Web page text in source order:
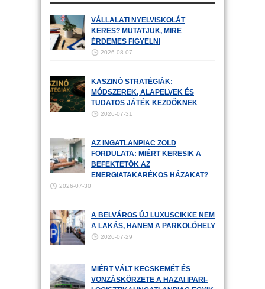
VÁLLALATI NYELVISKOLÁT
KERES? MUTATJUK, MIRE
ÉRDEMES FIGYELNI
2026-08-07
KASZINÓ STRATÉGIÁK:
MÓDSZEREK, ALAPELVEK ÉS
TUDATOS JÁTÉK KEZDŐKNEK
2026-07-31
AZ INGATLANPIAC ZÖLD
FORDULATA: MIÉRT KERESIK A
BEFEKTETŐK AZ
ENERGIATAKARÉKOS HÁZAKAT?
2026-07-30
A BELVÁROS ÚJ LUXUSCIKKE NEM
A LAKÁS, HANEM A PARKOLÓHELY
2026-07-29
MIÉRT VÁLT KECSKEMÉT ÉS
VONZÁSKÖRZETE A HAZAI IPARI-